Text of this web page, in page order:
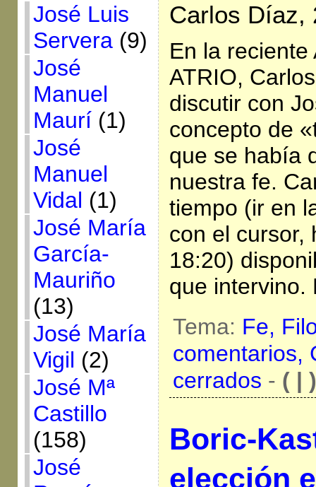
José Luis
Servera(9)
José
Manuel
Maurí(1)
José
Manuel
Vidal (1)
José María
García-
Mauriño
(13)
José María
Vigil (2)
José Mª
Castillo
(158)
José
Carlos Díaz,
En la
ATRIO,
discutir con
concepto de
que se había
nuestra fe.
tiempo (ir en
con el cursor,
18:20)
que
Tema: Fe,
comentarios,
cerrados - ( | )
Boric-
elección